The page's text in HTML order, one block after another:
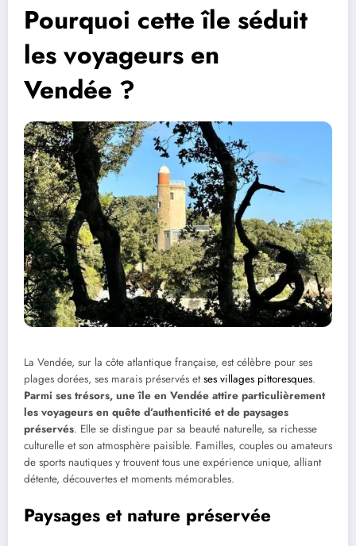
Pourquoi cette île séduit
les voyageurs en
Vendée ?
La Vendée, sur la côte atlantique française, est célèbre pour ses
plages dorées, ses marais préservés etses villages pittoresques.
Parmi ses trésors, une île en Vendée attire particulièrement
les voyageurs en quête d’authenticité et de paysages
préservés. Elle se distingue par sa beauté naturelle, sa richesse
culturelle et son atmosphère paisible. Familles, couples ou amateurs
de sports nautiques y trouvent tous une expérience unique, alliant
détente, découvertes et moments mémorables.
Paysages et nature préservée